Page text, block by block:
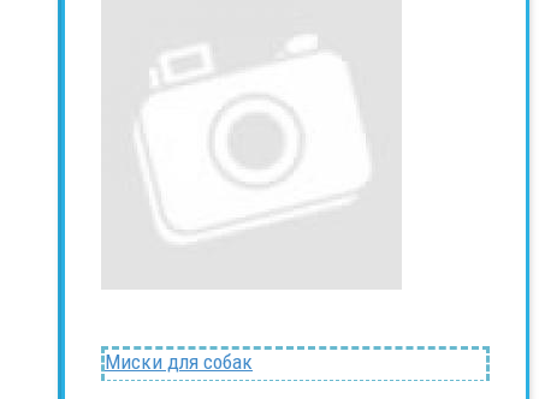
Миски для собак